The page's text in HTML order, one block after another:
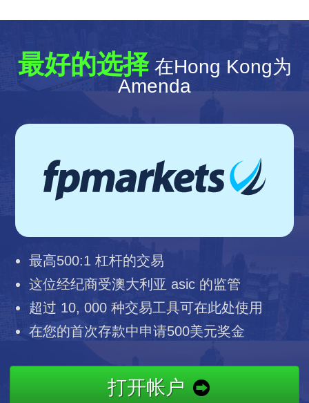
最好的选择在Hong Kong为
Amenda
最高500:1 杠杆的交易
这位经纪商受澳大利亚 asic 的监管
超过 10, 000 种交易工具可在此处使用
在您的首次存款中申请500美元奖金
打开帐户